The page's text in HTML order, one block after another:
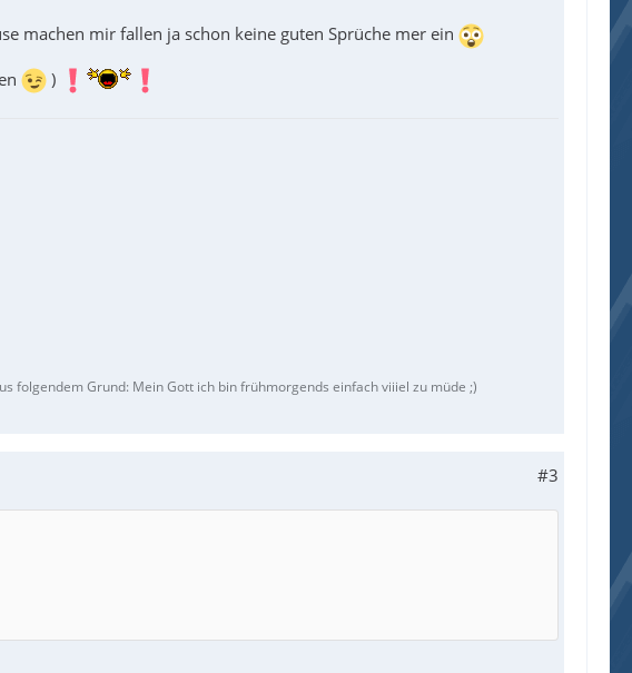
machen mir fallen ja schon keine guten Sprüche mer ein
)
folgendem Grund: Mein Gott ich bin frühmorgends einfach viiiel zu müde ;)
#3